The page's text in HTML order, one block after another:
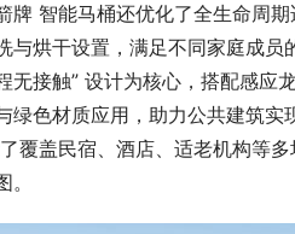
牌 智能马桶还优化了全生命周
与烘干设置，满足不同家庭成
无接触” 设计为核心，搭配感
绿色材质应用，助力公共建筑
覆盖民宿、酒店、适老机构等